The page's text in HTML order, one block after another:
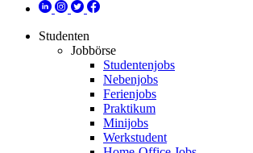
Studenten
Jobbörse
Studentenjobs
Nebenjobs
Ferienjobs
Praktikum
Minijobs
Werkstudent